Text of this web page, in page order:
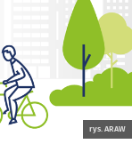
rys. ARAW